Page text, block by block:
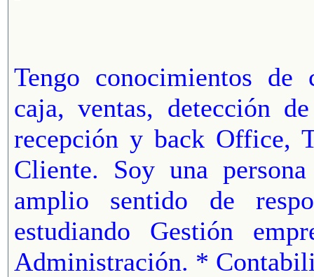
Tengo conocimientos
caja, ventas, detección
recepción y back Office,
Cliente. Soy una
amplio sentido de
estudiando Gestión
Administración. *